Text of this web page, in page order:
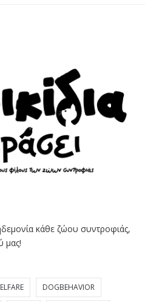
κάθε ζώου συντροφιάς,
μας!
DOGBEHAVIOR